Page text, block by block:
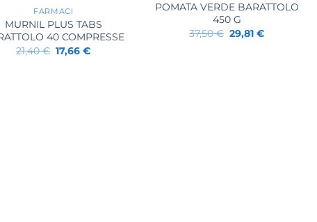
FARMACI
MURNIL PLUS TABS
40 COMPRESSE
21,40€ Il
prezzo
17,66€Il
POMATA VERDE BARATTOLO
450 G
37,50€ Il
prezzo
29,81€Il